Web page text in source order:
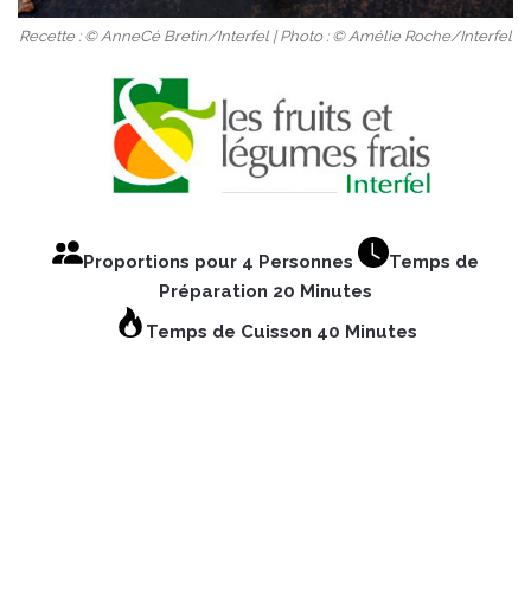
Recette : © AnneCé Bretin/Interfel | Photo : © Amélie Roche/Interfel
Proportions pour 4 Personnes
Temps de
Préparation 20 Minutes
Temps de Cuisson 40 Minutes